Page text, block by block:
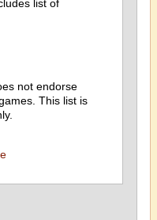
list of
not endorse
This list is